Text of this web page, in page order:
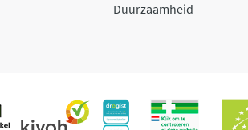
Duurzaamheid